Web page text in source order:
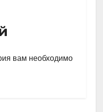
и
вам необходимо